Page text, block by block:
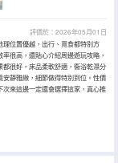
評價於：2026年05月01日
位置優越，出行、覓食都特別方
很高，還貼心介紹周邊遊玩攻略，
很好，床品柔軟舒適，衞浴乾濕分
靜雅緻，細節做得特別到位。性價
次來這邊一定還會選擇這家，真心推